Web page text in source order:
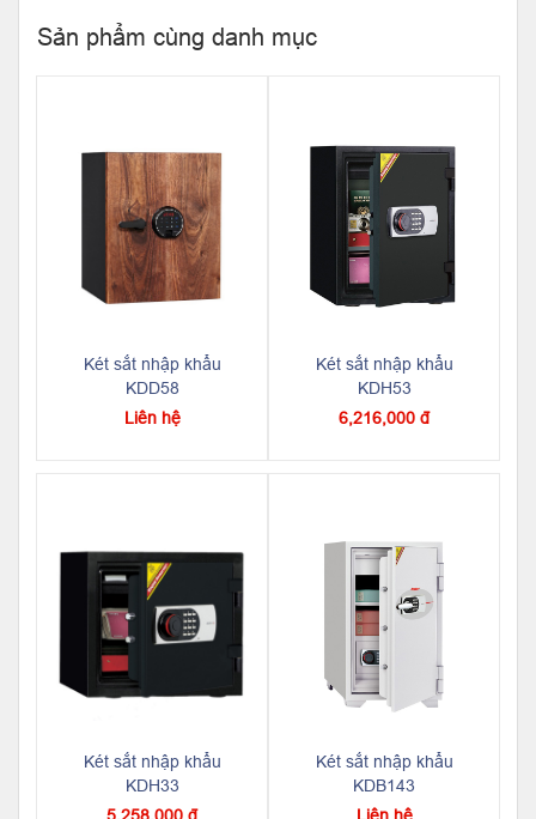
Sản phẩm cùng danh mục
Két sắt nhập khẩu
KDD58
Liên hệ
Két sắt nhập khẩu
KDH53
6,216,000 đ
Két sắt nhập khẩu
KDH33
Két sắt nhập khẩu
KDB143